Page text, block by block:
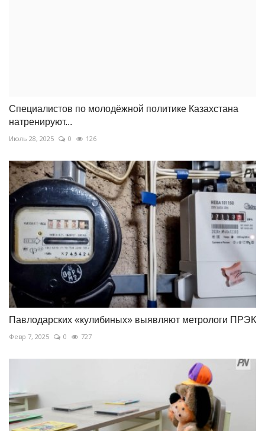
Специалистов по молодёжной политике Казахстана
натренируют...
Июль 28, 2025 0 126
Павлодарских «кулибиных» выявляют метрологи ПРЭК
Февр 7, 2025 0 727